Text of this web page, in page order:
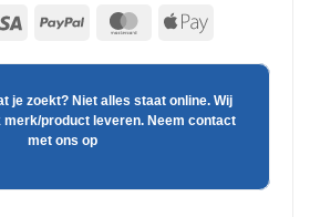
je zoekt? Niet alles staat online. Wij
merk/product leveren. Neem contact
met ons op